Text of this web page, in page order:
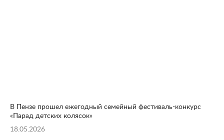
В Пензе прошел ежегодный семейный фестиваль-конкурс
«Парад детских колясок»
18.05.2026